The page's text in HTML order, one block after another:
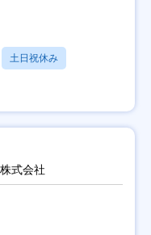
土日祝休み
式会社